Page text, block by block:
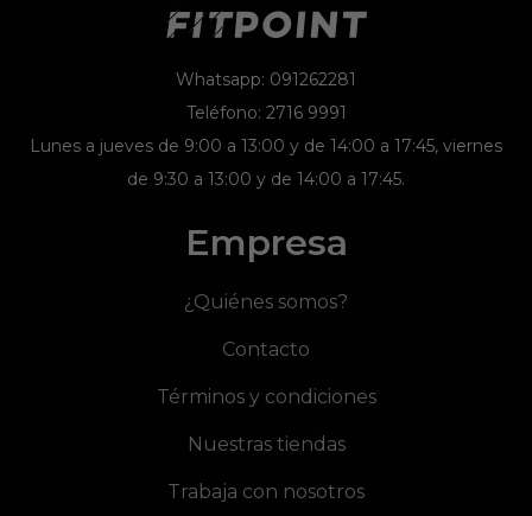
Whatsapp: 091262281
Teléfono: 2716 9991
Lunes a jueves de 9:00 a 13:00 y de 14:00 a 17:45, viernes
de 9:30 a 13:00 y de 14:00 a 17:45.
Empresa
¿Quiénes somos?
Contacto
Términos y condiciones
Nuestras tiendas
Trabaja con nosotros